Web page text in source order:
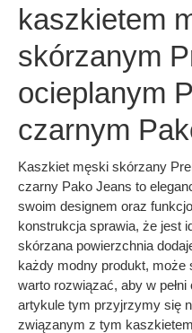
kaszkietem
skórzanym
ocieplanym
czarnym
Kaszkiet męski skórzany
czarny Pako Jeans to
swoim designem oraz
konstrukcja sprawia, że jest
skórzana powierzchnia
każdy modny produkt, może
warto rozwiązać, aby w
artykule tym przyjrzymy się
związanym z tym